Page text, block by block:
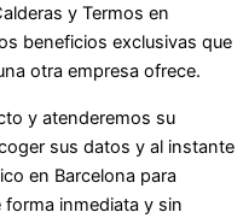
y Termos en
beneficios exclusivas que
otra empresa ofrece.
y atenderemos su
sus datos y al instante
en Barcelona para
inmediata y sin